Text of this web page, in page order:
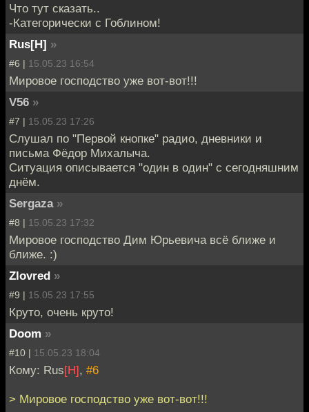
Что тут сказать..
-Категорически с Гоблином!
Rus[H] »
#6 | 15.05.23 16:54
Мировое господство уже вот-вот!!!
V56 »
#7 | 15.05.23 17:26
Слушал по "Первой кнопке" радио, дневники и
письма Фёдор Михалыча.
Ситуация описывается "один в один" с сегодняшним
днём.
Sergaza »
#8 | 15.05.23 17:32
Мировое господство Дим Юрьевича всё ближе и
ближе. :)
Zlovred »
#9 | 15.05.23 17:55
Круто, очень круто!
Doom »
#10 | 15.05.23 18:04
Кому: Rus[H], #6
> Мировое господство уже вот-вот!!!